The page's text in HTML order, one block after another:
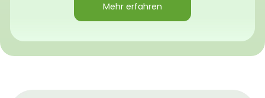
Mehr erfahren